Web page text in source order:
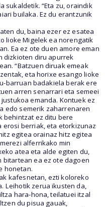
sukaldetik. “Eta zu, oraindik
builaka. Ez du erantzunik
du, baina ezer ez esatea
lioke Migelek ea norengatik
Ea ez ote duen amore eman
dizkioten diru apurrek
“Batzuen diruak emeak
eta horixe esango lioke
barruan badakiela berak ere
arren senarrari eta semeei
emanda. Kontuek ez
edo semerik zaharrenaren
behintzat ez ditu bere
berriak, eta etorkizunaz
egitea orainaz hitz egitea
alferrikako min
atea eta alde egiten du,
bitartean ea ez ote dagoen
honetan.
kafesnetan, ezti koloreko
Leihotik zerua ikusten da,
hara-hona, teilatuei itzal
du pisua gauak,